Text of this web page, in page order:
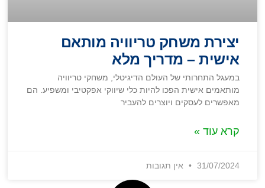
יצירת משחק טריוויה מותאם
אישית – מדריך מלא
במעגל התחרותי של העולם הדיגיטלי, משחקי טריוויה
מותאמים אישית הפכו להיות כלי שיווקי אפקטיבי ומשפיע. הם
מאפשרים לעסקים ויוצרים להעביר
קרא עוד »
31/07/2024 אין תגובות